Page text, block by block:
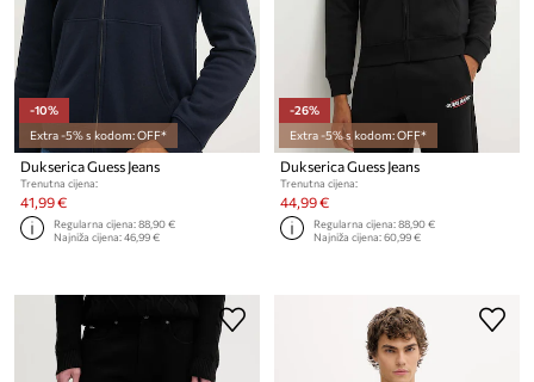
-10%
Extra -5% s kodom: OFF*
Dukserica Guess Jeans
Trenutna cijena:
41,99 €
Regularna cijena:88,90 €
Najniža cijena:46,99 €
-26%
Extra -5% s kodom: OFF*
Dukserica Guess Jeans
Trenutna cijena:
44,99 €
Regularna cijena:88,90 €
Najniža cijena:60,99 €